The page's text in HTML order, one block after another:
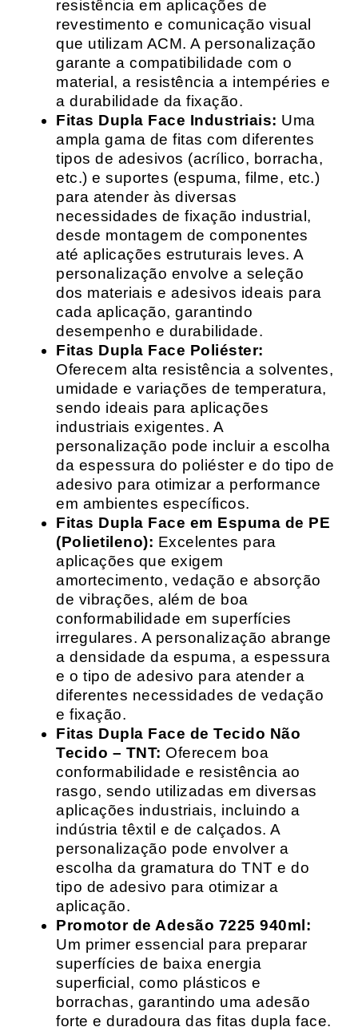
resistência em aplicações de
revestimento e comunicação visual
que utilizam ACM. A personalização
garante a compatibilidade com o
material, a resistência a intempéries e
a durabilidade da fixação.
Fitas Dupla Face Industriais: Uma
ampla gama de fitas com diferentes
tipos de adesivos (acrílico, borracha,
etc.) e suportes (espuma, filme, etc.)
para atender às diversas
necessidades de fixação industrial,
desde montagem de componentes
até aplicações estruturais leves. A
personalização envolve a seleção
dos materiais e adesivos ideais para
cada aplicação, garantindo
desempenho e durabilidade.
Fitas Dupla Face Poliéster:
Oferecem alta resistência a solventes,
umidade e variações de temperatura,
sendo ideais para aplicações
industriais exigentes. A
personalização pode incluir a escolha
da espessura do poliéster e do tipo de
adesivo para otimizar a performance
em ambientes específicos.
Fitas Dupla Face em Espuma de PE
(Polietileno): Excelentes para
aplicações que exigem
amortecimento, vedação e absorção
de vibrações, além de boa
conformabilidade em superfícies
irregulares. A personalização abrange
a densidade da espuma, a espessura
e o tipo de adesivo para atender a
diferentes necessidades de vedação
e fixação.
Fitas Dupla Face de Tecido Não
Tecido – TNT: Oferecem boa
conformabilidade e resistência ao
rasgo, sendo utilizadas em diversas
aplicações industriais, incluindo a
indústria têxtil e de calçados. A
personalização pode envolver a
escolha da gramatura do TNT e do
tipo de adesivo para otimizar a
aplicação.
Promotor de Adesão 7225 940ml:
Um primer essencial para preparar
superfícies de baixa energia
superficial, como plásticos e
borrachas, garantindo uma adesão
forte e duradoura das fitas dupla face.